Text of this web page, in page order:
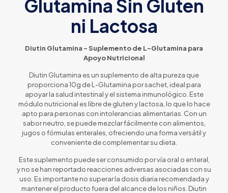
Glutamina Sin Gluten
ni Lactosa
Diutin Glutamina – Suplemento de L-Glutamina para
Apoyo Nutricional
Diutin Glutamina es un suplemento de alta pureza que
proporciona 10g de L-Glutamina por sachet, ideal para
apoyar la salud intestinal y el sistema inmunológico. Este
módulo nutricional es libre de gluten y lactosa, lo que lo hace
apto para personas con intolerancias alimentarias. Con un
sabor neutro, se puede mezclar fácilmente con alimentos,
jugos o fórmulas enterales, ofreciendo una forma versátil y
conveniente de complementar su dieta.
Este suplemento puede ser consumido por vía oral o enteral,
y no se han reportado reacciones adversas asociadas con su
uso. Es importante no superar la dosis diaria recomendada y
mantener el producto fuera del alcance de los niños. Diutin